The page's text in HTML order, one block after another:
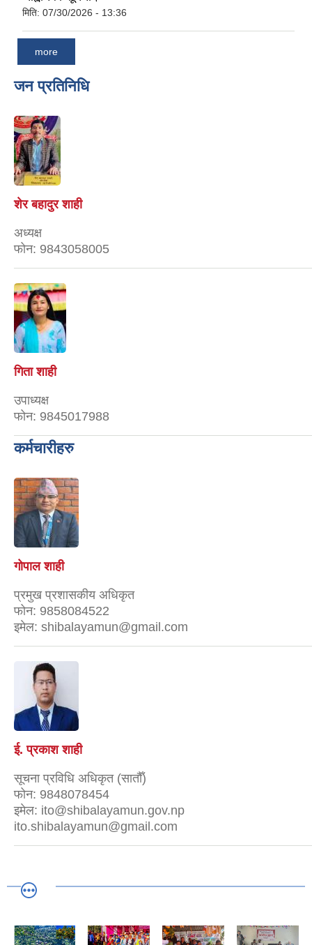
मिति: 07/30/2026 - 13:36
more
जन प्रतिनिधि
शेर बहादुर शाही
अध्यक्ष
फोन: 9843058005
गिता शाही
उपाध्यक्ष
फोन: 9845017988
कर्मचारीहरु
गोपाल शाही
प्रमुख प्रशासकीय अधिकृत
फोन: 9858084522
इमेल: shibalayamun@gmail.com
ई. प्रकाश शाही
सूचना प्रविधि अधिकृत (सातौँ)
फोन: 9848078454
इमेल: ito@shibalayamun.gov.np
ito.shibalayamun@gmail.com